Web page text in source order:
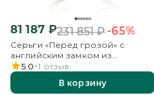
81 187₽231 851₽-65%
Серьги «Перед грозой» с
английским замком из
красного золота с
перламутром
5.0 1 отзыв
В корзину